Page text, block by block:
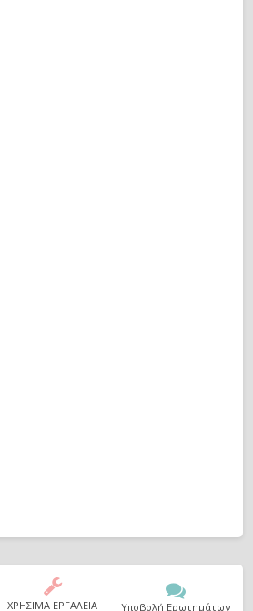
ΧΡΗΣΙΜΑ ΕΡΓΑΛΕΙΑ Υποβολή Ερωτημάτων